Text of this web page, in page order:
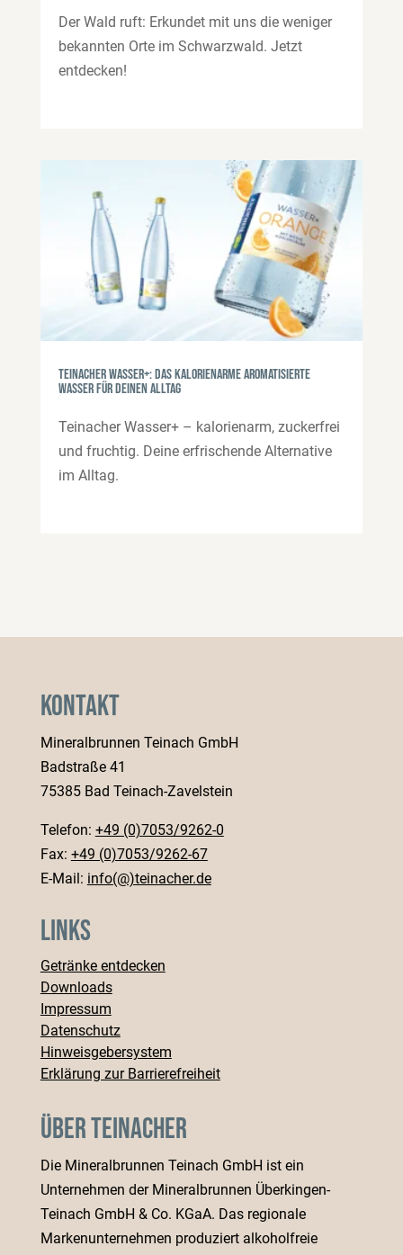
Der Wald ruft: Erkundet mit uns die weniger
bekannten Orte im Schwarzwald. Jetzt
entdecken!
Teinacher Wasser+: das kalorienarme aromatisierte
Wasser für deinen Alltag
Teinacher Wasser+ – kalorienarm, zuckerfrei
und fruchtig. Deine erfrischende Alternative
im Alltag.
Kontakt
Mineralbrunnen Teinach GmbH
Badstraße 41
75385 Bad Teinach-Zavelstein
Telefon: +49 (0)7053/9262-0
Fax: +49 (0)7053/9262-67
E-Mail: info(@)teinacher.de
Links
Getränke entdecken
Downloads
Impressum
Datenschutz
Hinweisgebersystem
Erklärung zur Barrierefreiheit
Über Teinacher
Die Mineralbrunnen Teinach GmbH ist ein
Unternehmen der Mineralbrunnen Überkingen-
Teinach GmbH & Co. KGaA. Das regionale
Markenunternehmen produziert alkoholfreie